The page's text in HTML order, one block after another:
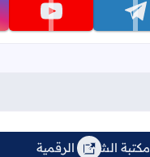
تابعنا على telegram تابعنا على youtube
مكتبة الشامل الرقمية